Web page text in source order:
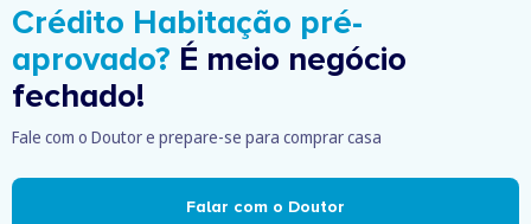
Crédito Habitação pré-
aprovado? É meio negócio
fechado!
Fale com o Doutor e prepare-se para comprar casa
Falar com o Doutor